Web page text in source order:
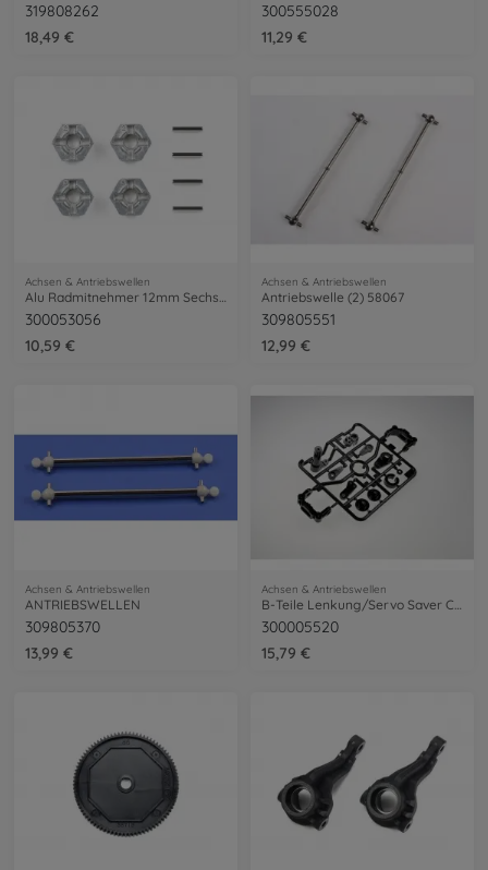
319808262
18,49 €
300555028
11,29 €
Achsen & Antriebswellen
300053056
10,59 €
Achsen & Antriebswellen
Antriebswelle (2) 58067
309805551
12,99 €
Achsen & Antriebswellen
ANTRIEBSWELLEN
309805370
13,99 €
Achsen & Antriebswellen
B-Teile Lenkung/Servo Saver CC-01
300005520
15,79 €